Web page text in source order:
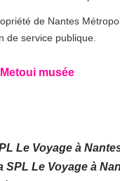
de Nantes
de service publique.
Le Voyage à
SPL Le Voyage à